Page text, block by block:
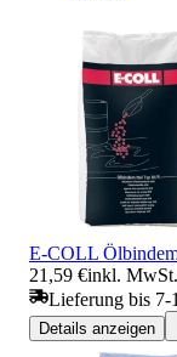
E-COLL
21,59 €inkl.
Lieferung bis 7-
Details anzeigen